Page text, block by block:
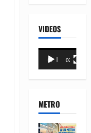
VIDEOS
Reproductor
00:00 02:18
METRO